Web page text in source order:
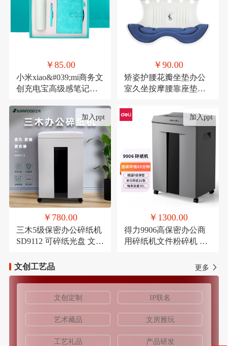
￥85.00
小米xiao&#039;mi商务文
创充电宝高级感笔记本
物
￥90.00
矫姿护腰花瓣坐垫办公
室久坐按摩腰靠座垫家
加入ppt
￥780.00
三木5级保密办公碎纸机
SD9112 可碎纸光盘 文件
加入ppt
￥1300.00
得力9906高保密办公商
用碎纸机文件粉碎机 长
文创工艺品
更多
文创定制 IP联名
艺术藏品 文房雅玩
工艺礼品 产品研发